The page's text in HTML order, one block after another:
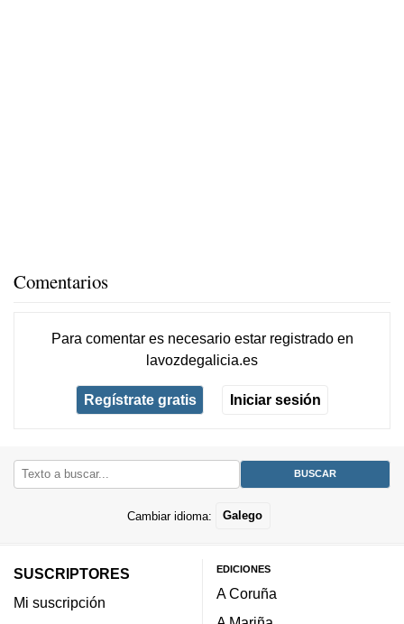
Comentarios
Para comentar es necesario estar registradoen
lavozdegalicia.es
Regístrate gratis Iniciar sesión
Cambiar idioma: Galego
SUSCRIPTORES
Mi suscripción
EDICIONES
A Coruña